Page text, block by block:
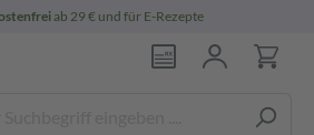
E-Rezepte